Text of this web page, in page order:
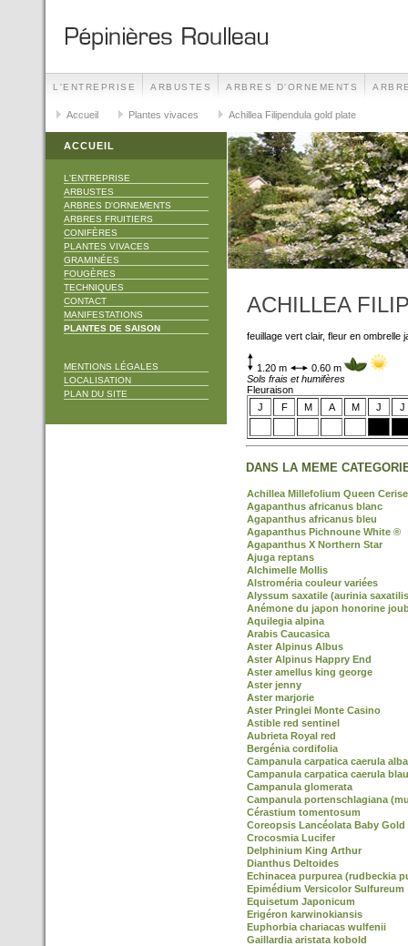
L'ENTREPRISE ARBUSTES ARBRES D'ORNEMENTS
TECHNIQUES CONTACT MANIFESTATIONS
Accueil Plantes vivaces Achillea Filipendula gold plate
ACCUEIL
L'ENTREPRISE
ARBUSTES
ARBRES D'ORNEMENTS
ARBRES FRUITIERS
CONIFÈRES
PLANTES VIVACES
GRAMINÉES
FOUGÈRES
TECHNIQUES
CONTACT
MANIFESTATIONS
PLANTES DE SAISON
MENTIONS LÉGALES
LOCALISATION
PLAN DU SITE
ACHILLEA
feuillage vert clair, fleur en ombrelle
1.20 m
0.60 m
Sols frais et humifères
Fleuraison
J
F M A M J J
DANS LA MEME
Achillea Millefolium Queen Cerise
Agapanthus africanus blanc
Agapanthus africanus bleu
Agapanthus Pichnoune White ®
Agapanthus X Northern Star
Ajuga reptans
Alchimelle Mollis
Alstroméria couleur variées
Alyssum saxatile (aurinia
Anémone du japon honorine
Aquilegia alpina
Arabis Caucasica
Aster Alpinus Albus
Aster Alpinus Happry End
Aster amellus king george
Aster jenny
Aster marjorie
Aster Pringlei Monte Casino
Astible red sentinel
Aubrieta Royal red
Bergénia cordifolia
Campanula carpatica caerula alba
Campanula carpatica caerula
Campanula glomerata
Campanula portenschlagiana
Cérastium tomentosum
Coreopsis Lancéolata Baby Gold
Crocosmia Lucifer
Delphinium King Arthur
Dianthus Deltoides
Echinacea purpurea (rudbeckia
Epimédium Versicolor Sulfureum
Equisetum Japonicum
Erigéron karwinokiansis
Euphorbia chariacas wulfenii
Gaillardia aristata kobold